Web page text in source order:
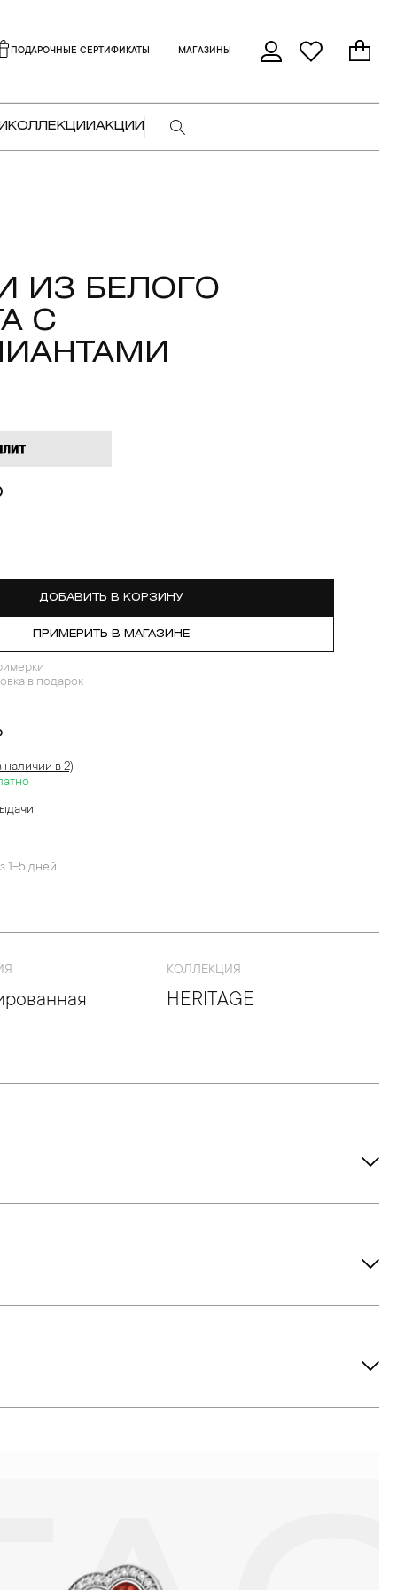
ПОДАРОЧНЫЕ СЕРТИФИКАТЫ МАГАЗИНЫ
КОЛЛЕКЦИИАКЦИИ
ИЗ БЕЛОГО
С
ДОБАВИТЬ В КОРЗИНУ
ПРИМЕРИТЬ В МАГАЗИНЕ
в подарок
наличии в 2)
1-5 дней
КОЛЛЕКЦИЯ
HERITAGE
или замшевой салфеткой.